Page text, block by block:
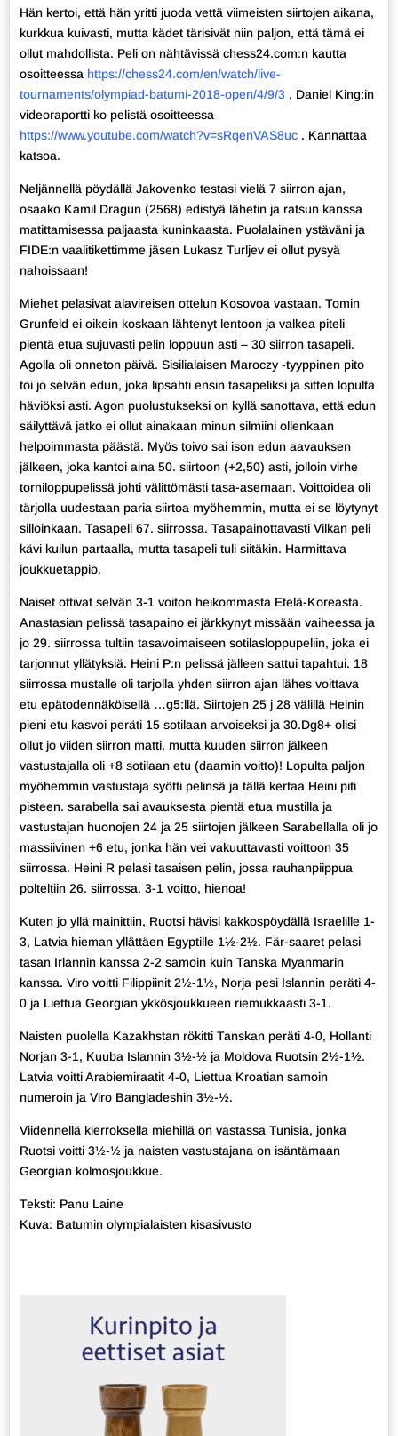
Hän kertoi, että hän yritti juoda vettä viimeisten siirtojen aikana,
kurkkua kuivasti, mutta kädet tärisivät niin paljon, että tämä ei
ollut mahdollista. Peli on nähtävissä chess24.com:n kautta
osoitteessa https://chess24.com/en/watch/live-
tournaments/olympiad-batumi-2018-open/4/9/3, Daniel King:in
videoraportti ko pelistä osoitteessa
https://www.youtube.com/watch?v=sRqenVAS8uc. Kannattaa
katsoa.
Neljännellä pöydällä Jakovenko testasi vielä 7 siirron ajan,
osaako Kamil Dragun (2568) edistyä lähetin ja ratsun kanssa
matittamisessa paljaasta kuninkaasta. Puolalainen ystäväni ja
FIDE:n vaalitikettimme jäsen Lukasz Turljev ei ollut pysyä
nahoissaan!
Miehet pelasivat alavireisen ottelun Kosovoa vastaan. Tomin
Grunfeld ei oikein koskaan lähtenyt lentoon ja valkea piteli
pientä etua sujuvasti pelin loppuun asti – 30 siirron tasapeli.
Agolla oli onneton päivä. Sisilialaisen Maroczy -tyyppinen pito
toi jo selvän edun, joka lipsahti ensin tasapeliksi ja sitten lopulta
häviöksi asti. Agon puolustukseksi on kyllä sanottava, että edun
säilyttävä jatko ei ollut ainakaan minun silmiini ollenkaan
helpoimmasta päästä. Myös toivo sai ison edun aavauksen
jälkeen, joka kantoi aina 50. siirtoon (+2,50) asti, jolloin virhe
torniloppupelissä johti välittömästi tasa-asemaan. Voittoidea oli
tärjolla uudestaan paria siirtoa myöhemmin, mutta ei se löytynyt
silloinkaan. Tasapeli 67. siirrossa. Tasapainottavasti Vilkan peli
kävi kuilun partaalla, mutta tasapeli tuli siitäkin. Harmittava
joukkuetappio.
Naiset ottivat selvän 3-1 voiton heikommasta Etelä-Koreasta.
Anastasian pelissä tasapaino ei järkkynyt missään vaiheessa ja
jo 29. siirrossa tultiin tasavoimaiseen sotilasloppupeliin, joka ei
tarjonnut yllätyksiä. Heini P:n pelissä jälleen sattui tapahtui. 18
siirrossa mustalle oli tarjolla yhden siirron ajan lähes voittava
etu epätodennäköisellä …g5:llä. Siirtojen 25 j 28 välillä Heinin
pieni etu kasvoi peräti 15 sotilaan arvoiseksi ja 30.Dg8+ olisi
ollut jo viiden siirron matti, mutta kuuden siirron jälkeen
vastustajalla oli +8 sotilaan etu (daamin voitto)! Lopulta paljon
myöhemmin vastustaja syötti pelinsä ja tällä kertaa Heini piti
pisteen. sarabella sai avauksesta pientä etua mustilla ja
vastustajan huonojen 24 ja 25 siirtojen jälkeen Sarabellalla oli jo
massiivinen +6 etu, jonka hän vei vakuuttavasti voittoon 35
siirrossa. Heini R pelasi tasaisen pelin, jossa rauhanpiippua
polteltiin 26. siirrossa. 3-1 voitto, hienoa!
Kuten jo yllä mainittiin, Ruotsi hävisi kakkospöydällä Israelille 1-
3, Latvia hieman yllättäen Egyptille 1½-2½. Fär-saaret pelasi
tasan Irlannin kanssa 2-2 samoin kuin Tanska Myanmarin
kanssa. Viro voitti Filippiinit 2½-1½, Norja pesi Islannin peräti 4-
0 ja Liettua Georgian ykkösjoukkueen riemukkaasti 3-1.
Naisten puolella Kazakhstan rökitti Tanskan peräti 4-0, Hollanti
Norjan 3-1, Kuuba Islannin 3½-½ ja Moldova Ruotsin 2½-1½.
Latvia voitti Arabiemiraatit 4-0, Liettua Kroatian samoin
numeroin ja Viro Bangladeshin 3½-½.
Viidennellä kierroksella miehillä on vastassa Tunisia, jonka
Ruotsi voitti 3½-½ ja naisten vastustajana on isäntämaan
Georgian kolmosjoukkue.
Teksti: Panu Laine
Kuva: Batumin olympialaisten kisasivusto